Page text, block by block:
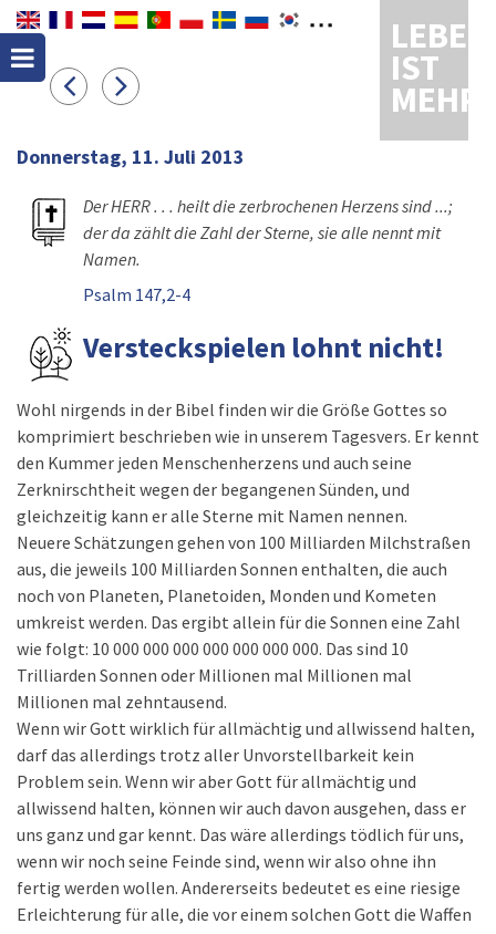
LEBEN
IST
MEHR
Donnerstag, 11. Juli 2013
Der HERR . . . heilt die zerbrochenen Herzens sind ...;
der da zählt die Zahl der Sterne, sie alle nennt mit
Namen.
Psalm 147,2-4
Versteckspielen lohnt nicht!
Wohl nirgends in der Bibel finden wir die Größe Gottes so
komprimiert beschrieben wie in unserem Tagesvers. Er kennt
den Kummer jeden Menschenherzens und auch seine
Zerknirschtheit wegen der begangenen Sünden, und
gleichzeitig kann er alle Sterne mit Namen nennen.
Neuere Schätzungen gehen von 100 Milliarden Milchstraßen
aus, die jeweils 100 Milliarden Sonnen enthalten, die auch
noch von Planeten, Planetoiden, Monden und Kometen
umkreist werden. Das ergibt allein für die Sonnen eine Zahl
wie folgt: 10 000 000 000 000 000 000 000. Das sind 10
Trilliarden Sonnen oder Millionen mal Millionen mal
Millionen mal zehntausend.
Wenn wir Gott wirklich für allmächtig und allwissend halten,
darf das allerdings trotz aller Unvorstellbarkeit kein
Problem sein. Wenn wir aber Gott für allmächtig und
allwissend halten, können wir auch davon ausgehen, dass er
uns ganz und gar kennt. Das wäre allerdings tödlich für uns,
wenn wir noch seine Feinde sind, wenn wir also ohne ihn
fertig werden wollen. Andererseits bedeutet es eine riesige
Erleichterung für alle, die vor einem solchen Gott die Waffen